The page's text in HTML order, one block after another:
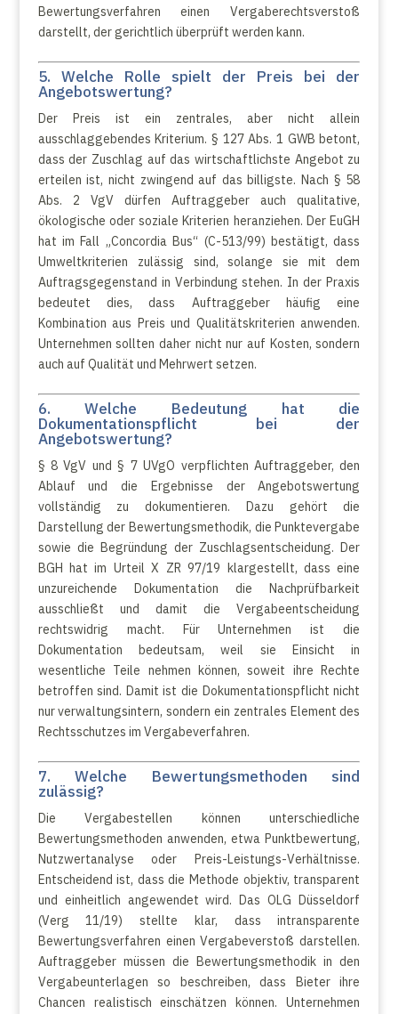
Bewertungsverfahren einen Vergaberechtsverstoß
darstellt, der gerichtlich überprüft werden kann.
5. Welche Rolle spielt der Preis bei der
Angebotswertung?
Der Preis ist ein zentrales, aber nicht allein
ausschlaggebendes Kriterium. § 127 Abs. 1 GWB betont,
dass der Zuschlag auf das wirtschaftlichste Angebot zu
erteilen ist, nicht zwingend auf das billigste. Nach § 58
Abs. 2 VgV dürfen Auftraggeber auch qualitative,
ökologische oder soziale Kriterien heranziehen. Der EuGH
hat im Fall „Concordia Bus“ (C-513/99) bestätigt, dass
Umweltkriterien zulässig sind, solange sie mit dem
Auftragsgegenstand in Verbindung stehen. In der Praxis
bedeutet dies, dass Auftraggeber häufig eine
Kombination aus Preis und Qualitätskriterien anwenden.
Unternehmen sollten daher nicht nur auf Kosten, sondern
auch auf Qualität und Mehrwert setzen.
6. Welche Bedeutung hat die
Dokumentationspflicht bei der
Angebotswertung?
§ 8 VgV und § 7 UVgO verpflichten Auftraggeber, den
Ablauf und die Ergebnisse der Angebotswertung
vollständig zu dokumentieren. Dazu gehört die
Darstellung der Bewertungsmethodik, die Punktevergabe
sowie die Begründung der Zuschlagsentscheidung. Der
BGH hat im Urteil X ZR 97/19 klargestellt, dass eine
unzureichende Dokumentation die Nachprüfbarkeit
ausschließt und damit die Vergabeentscheidung
rechtswidrig macht. Für Unternehmen ist die
Dokumentation bedeutsam, weil sie Einsicht in
wesentliche Teile nehmen können, soweit ihre Rechte
betroffen sind. Damit ist die Dokumentationspflicht nicht
nur verwaltungsintern, sondern ein zentrales Element des
Rechtsschutzes im Vergabeverfahren.
7. Welche Bewertungsmethoden sind
zulässig?
Die Vergabestellen können unterschiedliche
Bewertungsmethoden anwenden, etwa Punktbewertung,
Nutzwertanalyse oder Preis-Leistungs-Verhältnisse.
Entscheidend ist, dass die Methode objektiv, transparent
und einheitlich angewendet wird. Das OLG Düsseldorf
(Verg 11/19) stellte klar, dass intransparente
Bewertungsverfahren einen Vergabeverstoß darstellen.
Auftraggeber müssen die Bewertungsmethodik in den
Vergabeunterlagen so beschreiben, dass Bieter ihre
Chancen realistisch einschätzen können. Unternehmen